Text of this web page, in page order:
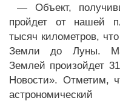
— Объект,
пройдет от нашей
тысяч километров,
Земли до Луны.
Землей произойдет
Новости». Отметим,